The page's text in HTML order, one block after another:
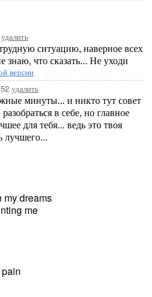
удалить
ситуацию, наверное всех
знаю, что сказать... Не уходи
версии
удалить
минуты... и никто тут совет
в себе, но главное
для тебя... ведь это твоя
лучшего...
my dreams
me